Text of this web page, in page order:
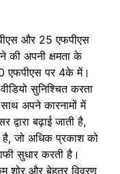
और 25 एफपीएस
की अपनी क्षमता के
एफपीएस पर 4के में।
सुनिश्चित करता
अपने कारनामों में
बढ़ाई जाती है,
है, जो अधिक प्रकाश को
सुधार करती है।
शोर और बेहतर विवरण